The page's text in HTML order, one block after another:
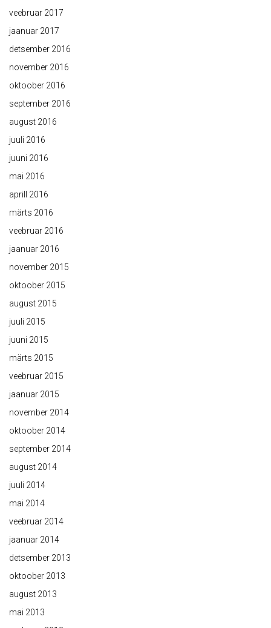
veebruar 2017
jaanuar 2017
detsember 2016
november 2016
oktoober 2016
september 2016
august 2016
juuli 2016
juuni 2016
mai 2016
aprill 2016
märts 2016
veebruar 2016
jaanuar 2016
november 2015
oktoober 2015
august 2015
juuli 2015
juuni 2015
märts 2015
veebruar 2015
jaanuar 2015
november 2014
oktoober 2014
september 2014
august 2014
juuli 2014
mai 2014
veebruar 2014
jaanuar 2014
detsember 2013
oktoober 2013
august 2013
mai 2013